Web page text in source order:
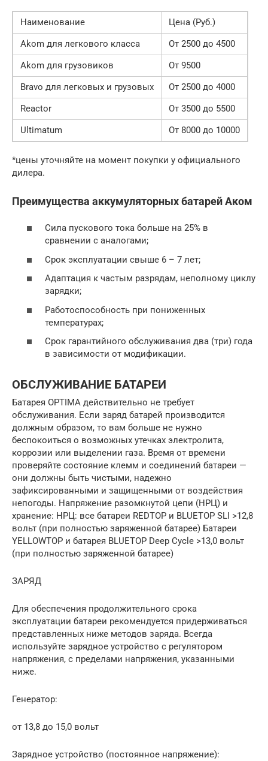
Наименование
Цена (Руб.)
Akom для легкового класса
От 2500 до 4500
Akom для грузовиков
От 9500
Bravo для легковых и грузовых
От 2500 до 4000
Reactor
От 3500 до 5500
Ultimatum
От 8000 до 10000
*цены уточняйте на момент покупки у официального
дилера.
Преимущества аккумуляторных батарей Аком
Сила пускового тока больше на 25% в
сравнении с аналогами;
Срок эксплуатации свыше 6 – 7 лет;
Адаптация к частым разрядам, неполному циклу
зарядки;
Работоспособность при пониженных
температурах;
Срок гарантийного обслуживания два (три) года
в зависимости от модификации.
ОБСЛУЖИВАНИЕ БАТАРЕИ
Батарея OPTIMA действительно не требует
обслуживания. Если заряд батарей производится
должным образом, то вам больше не нужно
беспокоиться о возможных утечках электролита,
коррозии или выделении газа. Время от времени
проверяйте состояние клемм и соединений батареи —
они должны быть чистыми, надежно
зафиксированными и защищенными от воздействия
непогоды. Напряжение разомкнутой цепи (НРЦ) и
хранение: НРЦ: все батареи REDTOP и BLUETOP SLI >12,8
вольт (при полностью заряженной батарее) Батареи
YELLOWTOP и батарея BLUETOP Deep Cycle >13,0 вольт
(при полностью заряженной батарее)
ЗАРЯД
Для обеспечения продолжительного срока
эксплуатации батареи рекомендуется придерживаться
представленных ниже методов заряда. Всегда
используйте зарядное устройство с регулятором
напряжения, с пределами напряжения, указанными
ниже.
Генератор:
от 13,8 до 15,0 вольт
Зарядное устройство (постоянное напряжение):